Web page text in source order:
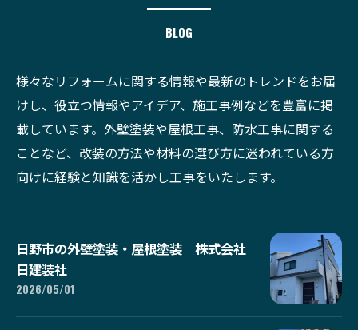
BLOG
様々なリフォームに関する情報や最新のトレンドをお届
けし、役立つ情報やアイデア、施工事例などを豊富に掲
載しています。外壁塗装や屋根工事、防水工事に関する
ことなど、改装の方法や材料の選び方に迷われている方
向けに経験と知識を活かし工事をいたします。
日野市の外壁塗装・屋根塗装｜株式会社
日建装社
2026/05/01